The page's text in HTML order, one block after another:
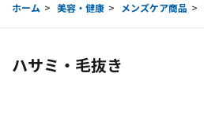
ホーム > 美容・健康 > メンズケア商品 >
ハサミ・毛抜き